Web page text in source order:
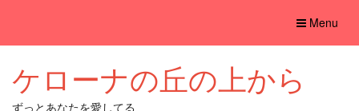
Toggle
Menu
ケローナの丘の上から
ずっとあなたを愛してる